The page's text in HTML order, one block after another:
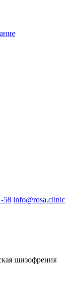
58 info@rosa.clinic
шизофрения